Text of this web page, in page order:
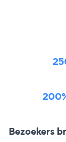
Bezoekers